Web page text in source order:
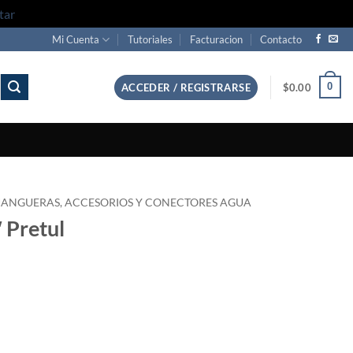
Mi Cuenta Tutoriales Facturacion Contacto
ACCEDER / REGISTRARSE $0.00 0
ACCESORIOS Y CONECTORES AGUA
Pretul